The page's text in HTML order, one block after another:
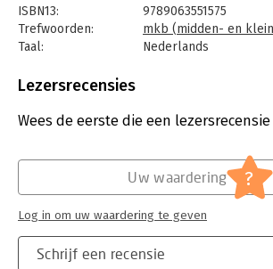
-Recht voor de ondernemer
Bij Organisatie voor het mkb is een
ISBN13:
9789063551575
Trefwoorden:
mkb (midden- en
Taal:
Nederlands
Aantal pagina's:
Druk:
6
Algemeen management
Lezersrecensies
Wees de eerste die een
Schrijf een recensie
Uw waardering ?
Log in om uw waardering te geven